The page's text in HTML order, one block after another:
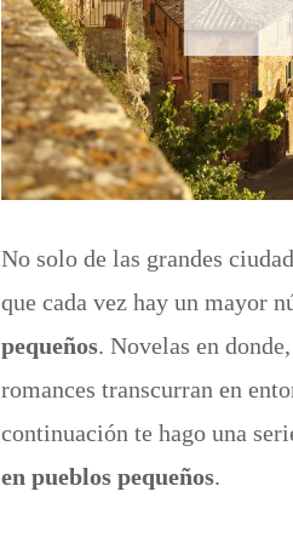
No solo de las grandes
que cada vez hay un mayor
pequeños. Novelas en
romances transcurran en
continuación te hago una
en pueblos pequeños.